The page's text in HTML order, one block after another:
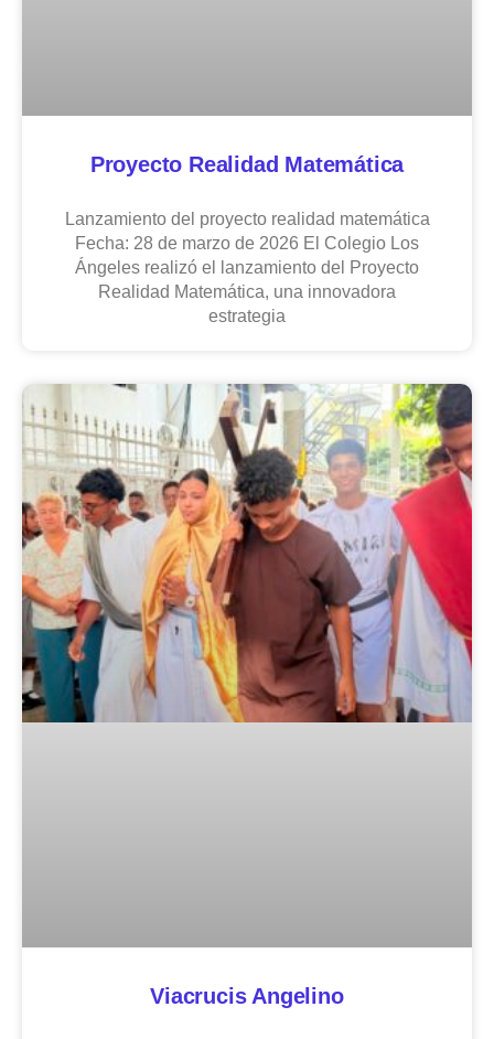
Proyecto Realidad Matemática
Lanzamiento del proyecto realidad matemática
Fecha: 28 de marzo de 2026 El Colegio Los
Ángeles realizó el lanzamiento del Proyecto
Realidad Matemática, una innovadora
estrategia
Viacrucis Angelino